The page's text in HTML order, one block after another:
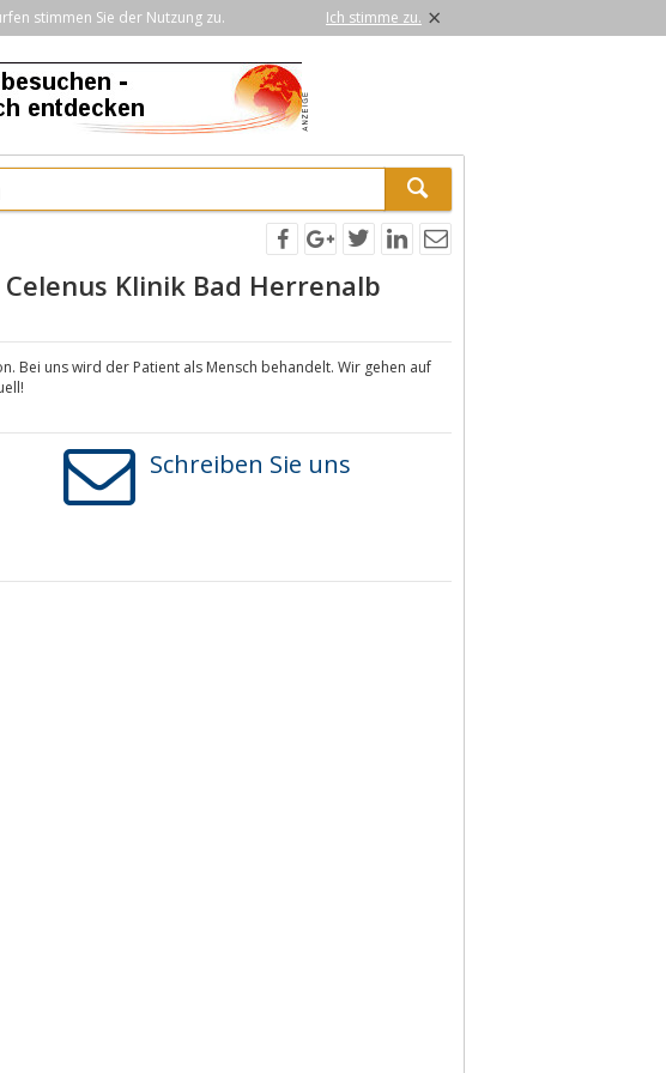
stimmen Sie der Nutzung zu. Ich stimme zu. ×
Klinik Bad Herrenalb
Bei uns wird der Patient als Mensch behandelt. Wir gehen auf
Schreiben Sie uns